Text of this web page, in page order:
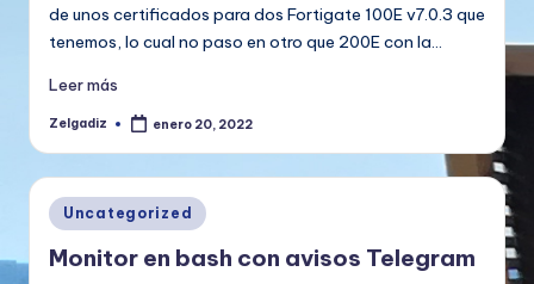
de unos certificados para dos Fortigate 100E v7.0.3 que
tenemos, lo cual no paso en otro que 200E con la…
Leer más
Publicado
Zelgadiz enero 20, 2022
Publicado
en
Uncategorized
Monitor en bash con avisos Telegram